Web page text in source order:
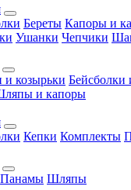
Береты Капоры и
Ушанки Чепчики
козырьки Бейсболки
и капоры
Кепки Комплекты
Панамы Шляпы